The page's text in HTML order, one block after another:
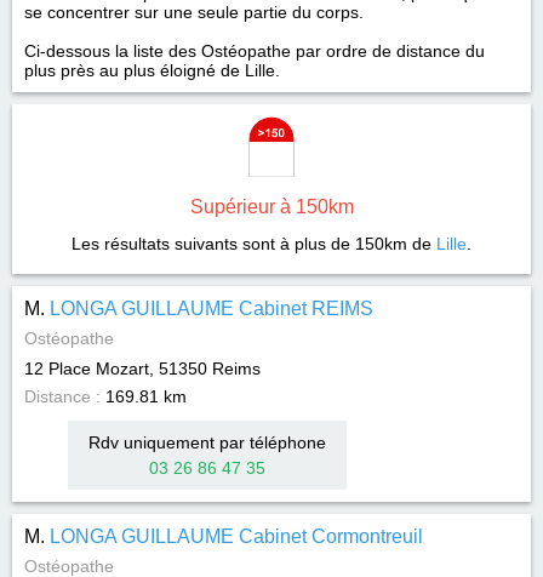
se concentrer sur une seule partie du corps.
Ci-dessous la liste des Ostéopathe par ordre de distance du
plus près au plus éloigné de Lille.
Supérieur à 150km
Les résultats suivants sont à plus de 150km de Lille
M. LONGA GUILLAUME Cabinet REIMS
Ostéopathe
12 Place Mozart, 51350 Reims
Distance : 169.81 km
Rdv uniquement par téléphone
03 26 86 47 35
M. LONGA GUILLAUME Cabinet Cormontreuil
Ostéopathe